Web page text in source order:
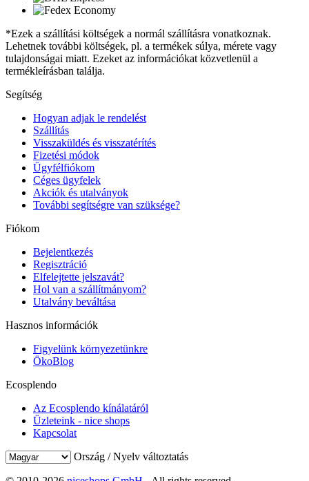
*Ezek a szállítási költségek a normál szállításra vonatkoznak.
Lehetnek további költségek, pl. a termékek súlya, mérete vagy
tulajdonságai miatt. Ezeket az információkat közvetlenül a
termékleírásban találja.
Segítség
Hogyan adjak le rendelést
Szállítás
Visszaküldés és visszatérítés
Fizetési módok
Ügyfélfiókom
Céges ügyfelek
Akciók és utalványok
További segítségre van szüksége?
Fiókom
Bejelentkezés
Regisztráció
Elfelejtette jelszavát?
Hol van a szállítmányom?
Utalvány beváltása
Hasznos információk
Figyelünk környezetünkre
ÖkoBlog
Ecosplendo
Az Ecosplendo kínálatáról
Üzleteink - nice shops
Kapcsolat
Ország / Nyelv változtatás